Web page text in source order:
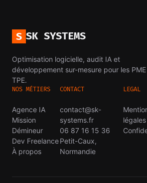
S SK SYSTEMS
Optimisation logicielle, audit IA et
développement sur-mesure pour les
TPE.
NOS MÉTIERS
Agence IA
Mission
Démineur
Dev Freelance
À propos
CONTACT
contact@sk-
systems.fr
06 87 16 15 36
Petit-Caux,
Normandie
LEGAL
légales